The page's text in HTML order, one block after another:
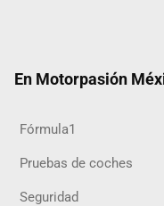
En Motorpasión
Fórmula1
Pruebas de coches
Seguridad